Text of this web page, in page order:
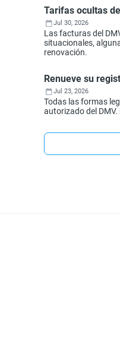
Tarifas ocultas
Jul 30, 2026
Las facturas del
situacionales,
renovación.
Renueve su
Jul 23, 2026
Todas las formas
autorizado del